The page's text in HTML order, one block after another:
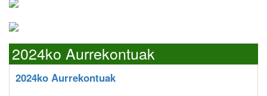
2024ko Aurrekontuak
2024ko Aurrekontuak